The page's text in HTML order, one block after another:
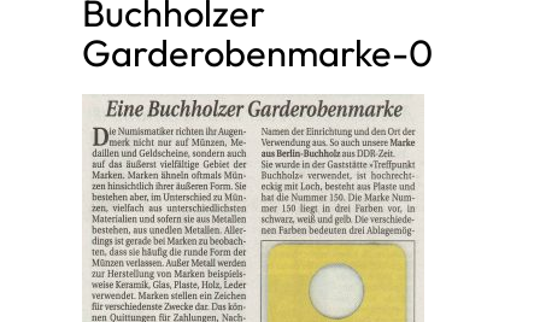
Buchholzer
Garderobenmarke-0